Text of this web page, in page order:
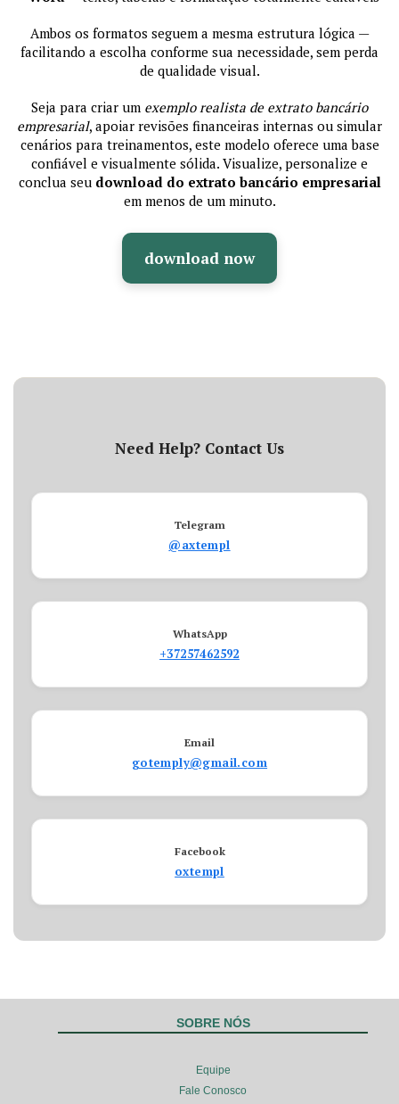
Ambos os formatos seguem a mesma estrutura lógica —
facilitando a escolha conforme sua necessidade, sem perda
de qualidade visual.
Seja para criar um exemplo realista de extrato bancário
empresarial, apoiar revisões financeiras internas ou simular
cenários para treinamentos, este modelo oferece uma base
confiável e visualmente sólida. Visualize, personalize e
conclua seu download do extrato bancário empresarial
em menos de um minuto.
download now
Need Help? Contact Us
Telegram
@axtempl
WhatsApp
+37257462592
Email
gotemply@gmail.com
Facebook
oxtempl
SOBRE NÓS
Equipe
Fale Conosco